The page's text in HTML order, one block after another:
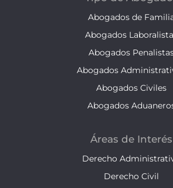
Abogados de
Abogados
Abogados
Abogados
Abogados Civiles
Abogados
Áreas de Interés
Derecho
Derecho Civil